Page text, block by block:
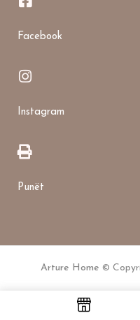
Facebook
Instagram
Punët
Arture Home ©